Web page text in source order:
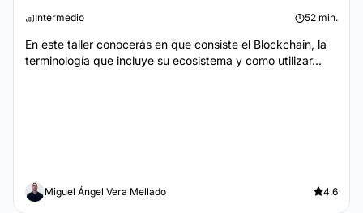
Intermedio 52 min.
En este taller conocerás en que consiste el Blockchain, la
terminología que incluye su ecosistema y como utilizar...
Miguel Ángel Vera Mellado 4.6